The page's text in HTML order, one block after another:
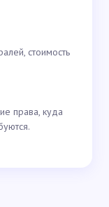
стоимость
права, куда